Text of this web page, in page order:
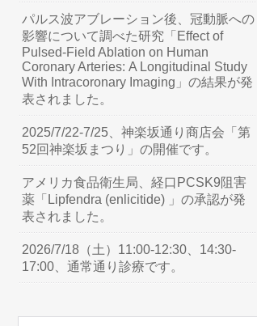
パルス波アブレーション後、冠動脈への
影響について調べた研究「Effect of
Pulsed-Field Ablation on Human
Coronary Arteries: A Longitudinal Study
With Intracoronary Imaging」の結果が発
表されました。
2025/7/22-7/25、神楽坂通り商店会「第
52回神楽坂まつり」の開催です。
アメリカ食品衛生局、経口PCSK9阻害
薬「Lipfendra (enlicitide) 」の承認が発
表されました。
2026/7/18（土）11:00-12:30、14:30-
17:00、通常通り診療です。